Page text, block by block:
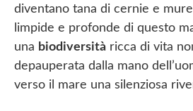
diventano tana di cernie e
limpide e profonde di questo
una biodiversità ricca di vita
depauperata dalla mano
verso il mare una silenziosa